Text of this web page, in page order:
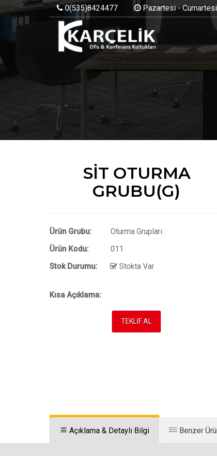
0(535)8424477 Pazartesi -
SİT OTURMA
GRUBU(G)
Ürün Grubu:
Oturma Grupları
Ürün Kodu:
011
Stok Durumu:
Stokta Var
Kısa Açıklama:
TEKLİF AL
Açıklama & Detaylı Bilgi Benzer